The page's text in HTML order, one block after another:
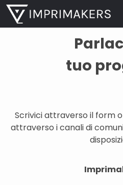
tuo
Scrivici attraverso il form
attraverso i canali di